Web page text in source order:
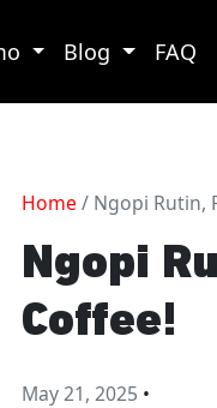
Blog FAQ
Home / Ngopi Rutin,
Ngopi
Coffee!
May 21, 2025 •